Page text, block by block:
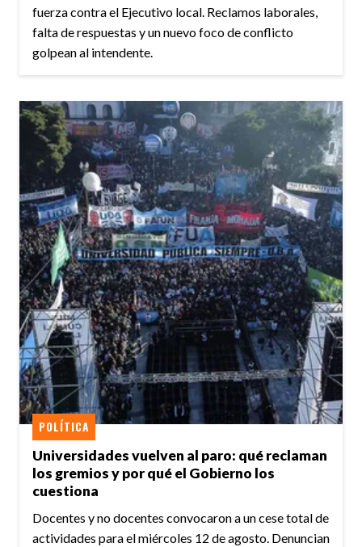
fuerza contra el Ejecutivo local. Reclamos laborales,
falta de respuestas y un nuevo foco de conflicto
golpean al intendente.
Universidades vuelven al paro: qué reclaman
los gremios y por qué el Gobierno los
cuestiona
POLÍTICA
Docentes y no docentes convocaron a un cese total de
actividades para el miércoles 12 de agosto. Denuncian